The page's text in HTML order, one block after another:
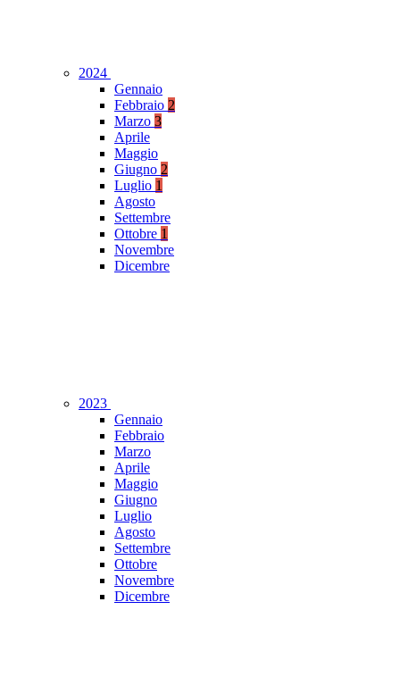
2024
Gennaio
Febbraio 2
Marzo 3
Aprile
Maggio
Giugno 2
Luglio 1
Agosto
Settembre
Ottobre 1
Novembre
Dicembre
2023
Gennaio
Febbraio
Marzo
Aprile
Maggio
Giugno
Luglio
Agosto
Settembre
Ottobre
Novembre
Dicembre